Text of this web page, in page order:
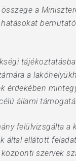
a
a
érdekében
állami
felülvizsgálta
által ellátott
szervek